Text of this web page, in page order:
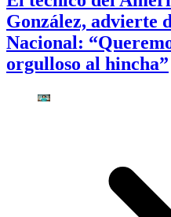
González, advierte
Nacional:
orgulloso al hincha”